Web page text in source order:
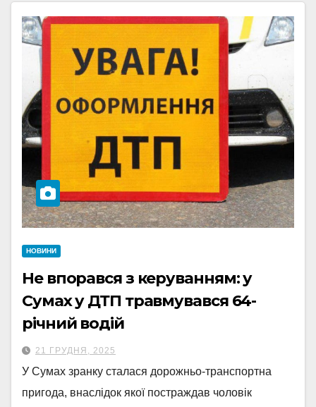
НОВИНИ
Не впорався з керуванням: у
Сумах у ДТП травмувався 64-
річний водій
21 ГРУДНЯ, 2025
У Сумах зранку сталася дорожньо-транспортна
пригода, внаслідок якої постраждав чоловік